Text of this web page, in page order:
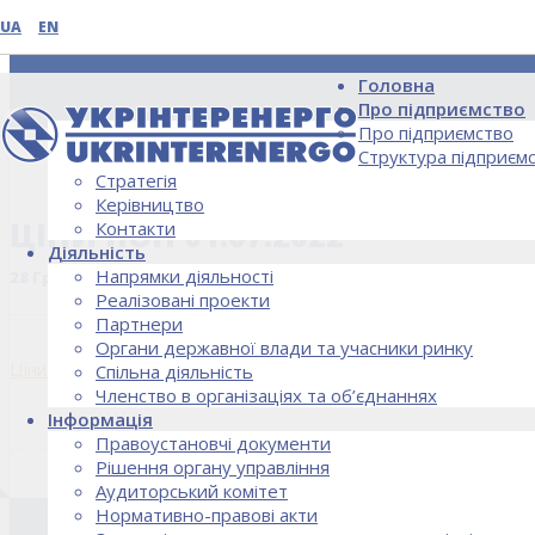
UA EN
Головна
Про підприємство
Про підприємство
Структура
Стратегія
Керівництво
Контакти
Діяльність
Напрямки діяльності
Реалізовані проекти
Партнери
Органи державної влади та учасники ринку
Спільна діяльність
Членство в організаціях та об’єднаннях
Інформація
Правоустановчі документи
Рішення органу управління
Аудиторський комітет
Нормативно-правові акти
НОВИНИ
ЦІНИ ПОН 01.07.2022
28 Грудня, 2022
Ціни ПОН 01.07.2022